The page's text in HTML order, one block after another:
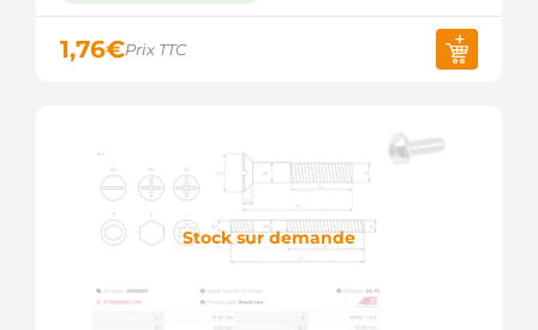
1,76€Prix TTC
Stock sur demande